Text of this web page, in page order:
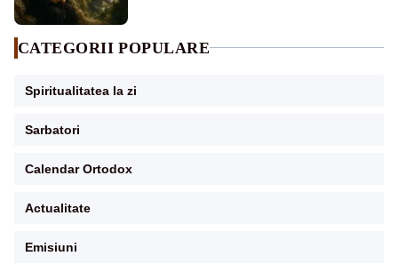
CATEGORII POPULARE
Spiritualitatea la zi
Sarbatori
Calendar Ortodox
Actualitate
Emisiuni